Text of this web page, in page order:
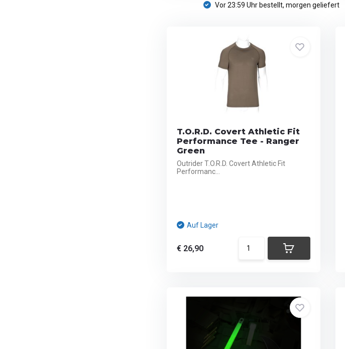
Vor 23:59 Uhr bestellt, morgen geliefert
T.O.R.D. Covert Athletic Fit
Performance Tee - Ranger
Green
Outrider T.O.R.D. Covert Athletic Fit
Performanc...
Auf Lager
€ 26,90